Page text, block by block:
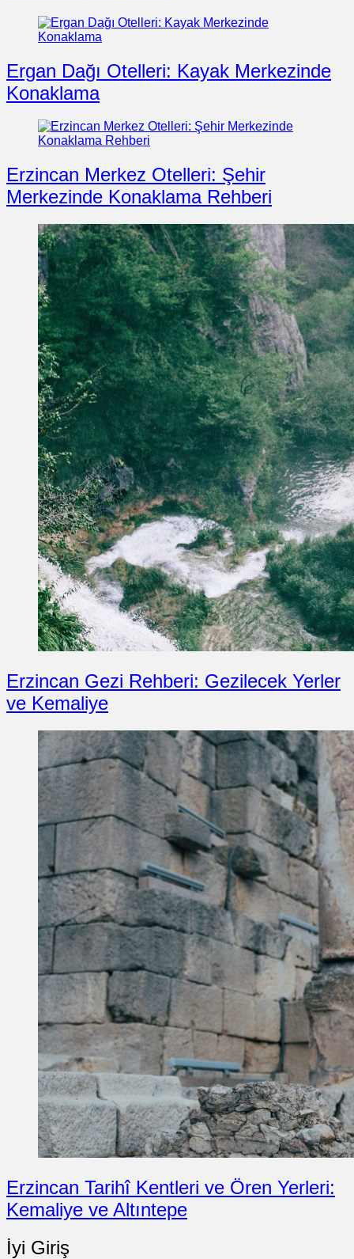
Ergan Dağı Otelleri: Kayak Merkezinde
Konaklama
Erzincan Merkez Otelleri: Şehir
Merkezinde Konaklama Rehberi
Erzincan Gezi Rehberi: Gezilecek Yerler
ve Kemaliye
Erzincan Tarihî Kentleri ve Ören Yerleri:
Kemaliye ve Altıntepe
İyi Giriş